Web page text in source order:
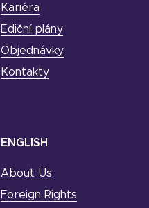
Kariéra
Ediční plány
Objednávky
Kontakty
ENGLISH
About Us
Foreign Rights